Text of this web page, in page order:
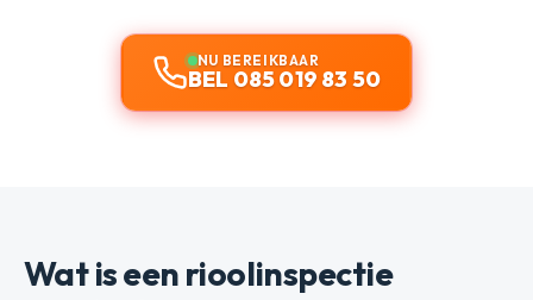
NU BEREIKBAAR
BEL 085 019 83 50
Wat is een rioolinspectie